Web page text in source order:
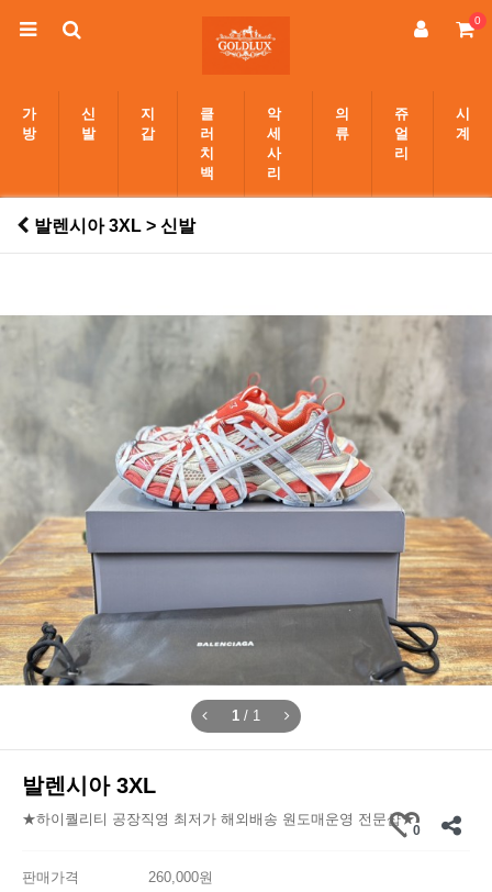
0
가
방
신
발
지
갑
클
러
치
백
악
세
사
리
의
류
쥬
얼
리
시
계
발렌시아 3XL > 신발
1 / 1
발렌시아 3XL
★하이퀄리티 공장직영 최저가 해외배송 원도매운영 전문샵★
0
판매가격
260,000원